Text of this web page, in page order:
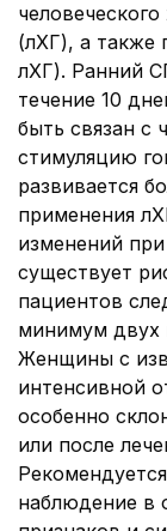
(лХГ), а также
лХГ). Ранний
течение 10
быть связан с
стимуляцию
развивается
применения
изменений
существует
пациентов
минимум двух
Женщины с
интенсивной
особенно
или после
наблюдение в